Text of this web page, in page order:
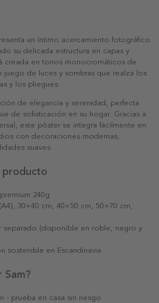
un íntimo acercamiento fotográfico
su delicada estructura en capas y
creada en tonos monocromáticos de
juego de luces y sombras que realza los
y los pliegues.
de elegancia y serenidad, perfecta
de sofisticación en su hogar. Gracias a
este póster se integra fácilmente en
con decoraciones modernas,
suaves.
producto
240g
30×40 cm, 40×50 cm, 50×70 cm,
separado (disponible en roble, negro y
sostenible en Escandinavia
Sam?
- prueba en casa sin riesgo